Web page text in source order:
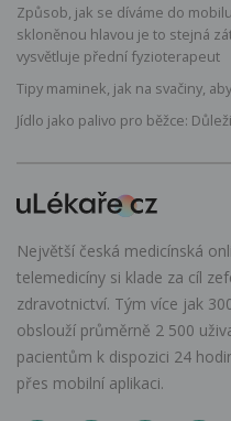
Způsob, jak se díváme do
skloněnou hlavou je to stejná
vysvětluje přední fyzioterapeut
Tipy maminek, jak na svačiny,
Jídlo jako palivo pro běžce:
Největší česká medicínská
telemedicíny si klade za cíl
zdravotnictví. Tým více jak
obslouží průměrně 2 500
pacientům k dispozici 24
přes mobilní aplikaci.